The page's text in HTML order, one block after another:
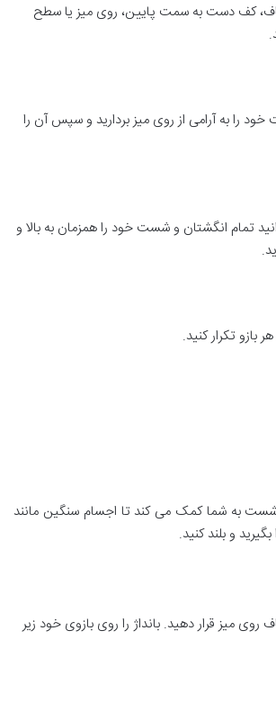
کف دست به سمت پایین، روی میز یا سطح
را به آرامی از روی میز بردارید و سپس آن را
تمام انگشتان و شست خود را همزمان به بالا و
به شما کمک می کند تا اجسام سنگین مانند
و بلند کنید.
میز قرار دهید. بانداژ را روی بازوی خود زیر